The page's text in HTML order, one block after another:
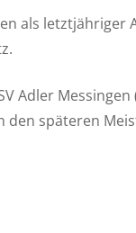
als letztjähriger
Adler
den späteren